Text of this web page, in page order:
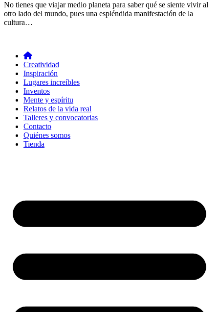
No tienes que viajar medio planeta para saber qué se siente vivir al
otro lado del mundo, pues una espléndida manifestación de la
cultura…
Creatividad
Inspiración
Lugares increíbles
Inventos
Mente y espíritu
Relatos de la vida real
Talleres y convocatorias
Contacto
Quiénes somos
Tienda